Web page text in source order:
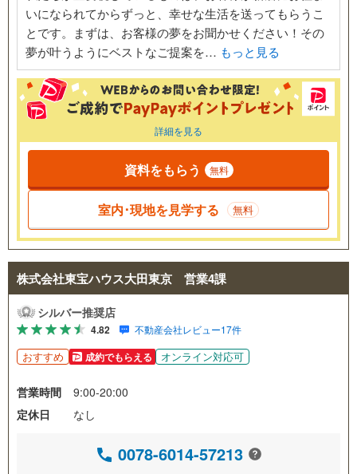
いになられてからずっと、幸せな生活を送ってもらうこ
とです。まずは、お客様の夢をお聞かせください！その
夢が叶うようにベストなご提案を… もっと見る
詳細を見る
資料をもらう 無料
室内･現地を見学する 無料
株式会社東宝ハウス大田東京 営業4課
シルバー推奨店
4.82 不動産会社レビュー17件
おすすめ 成約でもらえる オンライン対応可
営業時間
9:00-20:00
定休日
なし
0078-6014-57213